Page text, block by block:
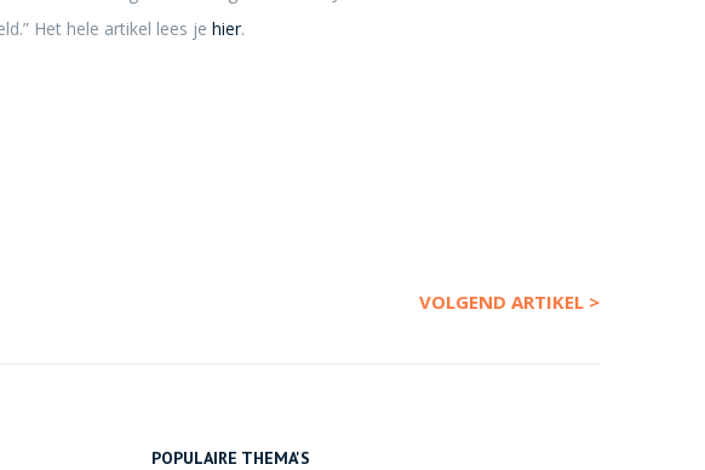
Het hele artikel lees je hier.
VOLGEND ARTIKEL >
POPULAIRE THEMA'S